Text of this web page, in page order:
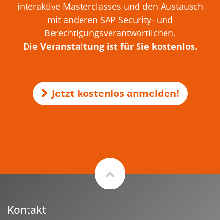
interaktive Masterclasses und den Austausch
mit anderen SAP Security- und
Berechtigungsverantwortlichen.
Die Veranstaltung ist für Sie kostenlos.
Jetzt kostenlos anmelden!
Kontakt